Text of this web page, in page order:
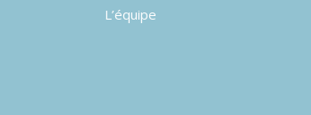
L’équipe